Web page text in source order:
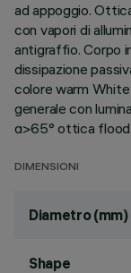
ad appoggio.
con vapori di
antigraffio. Corpo
dissipazione
colore warm
generale con
α>65° ottica flood.
DIMENSIONI
Diametro (mm)
Shape